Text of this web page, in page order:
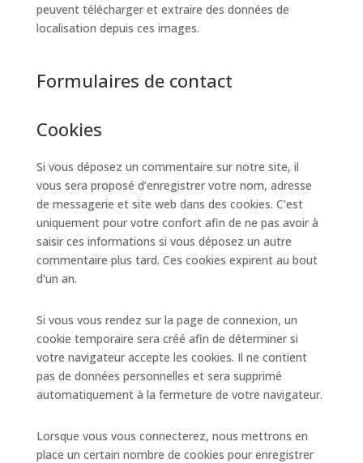
peuvent télécharger et extraire des données de
localisation depuis ces images.
Formulaires de contact
Cookies
Si vous déposez un commentaire sur notre site, il
vous sera proposé d’enregistrer votre nom, adresse
de messagerie et site web dans des cookies. C’est
uniquement pour votre confort afin de ne pas avoir à
saisir ces informations si vous déposez un autre
commentaire plus tard. Ces cookies expirent au bout
d’un an.
Si vous vous rendez sur la page de connexion, un
cookie temporaire sera créé afin de déterminer si
votre navigateur accepte les cookies. Il ne contient
pas de données personnelles et sera supprimé
automatiquement à la fermeture de votre navigateur.
Lorsque vous vous connecterez, nous mettrons en
place un certain nombre de cookies pour enregistrer